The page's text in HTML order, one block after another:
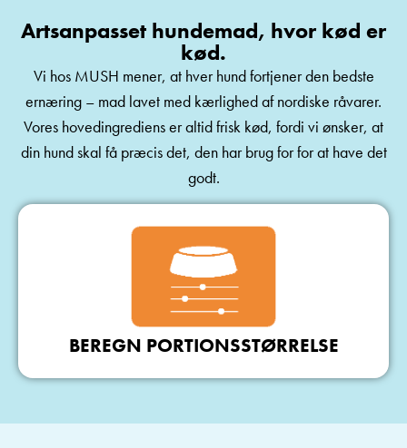
Artsanpasset hundemad, hvor kød er
kød.
Vi hos MUSH mener, at hver hund fortjener den bedste
ernæring – mad lavet med kærlighed af nordiske råvarer.
Vores hovedingrediens er altid frisk kød, fordi vi ønsker, at
din hund skal få præcis det, den har brug for for at have det
godt.
BEREGN PORTIONSSTØRRELSE